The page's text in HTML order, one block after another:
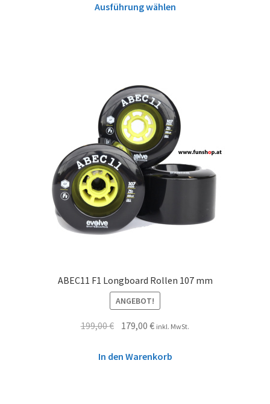
Ausführung wählen
ABEC11 F1 Longboard Rollen 107 mm
ANGEBOT!
199,00€ 179,00€ inkl. MwSt.
In den Warenkorb